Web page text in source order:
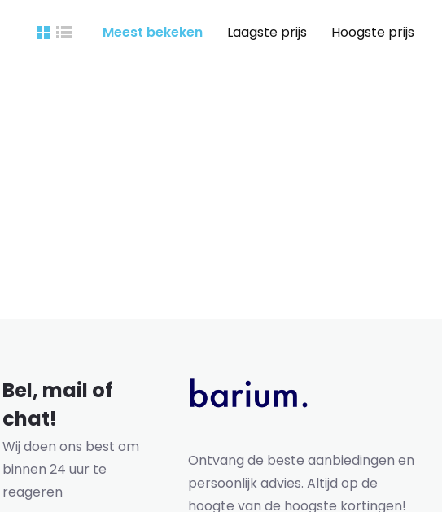
Meest bekeken Laagste prijs Hoogste prijs
Bel, mail of
chat!
Wij doen ons best om
binnen 24 uur te
reageren
Ontvang de beste aanbiedingen en
persoonlijk advies. Altijd op de
hoogte van de hoogste kortingen!